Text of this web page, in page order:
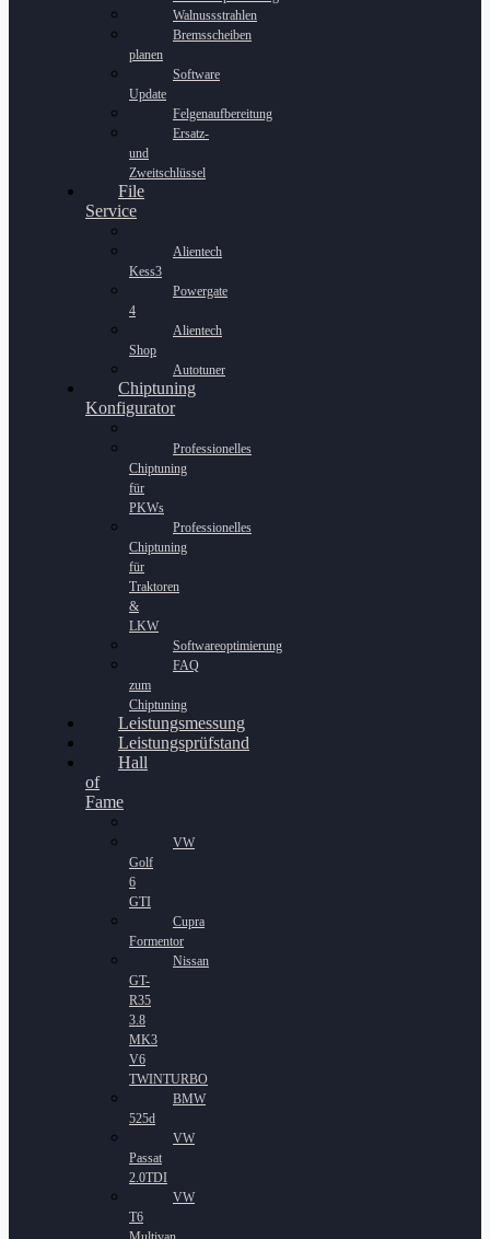
Walnussstrahlen
Bremsscheiben
planen
Software
Update
Felgenaufbereitung
Ersatz-
und
Zweitschlüssel
File
Service
Alientech
Kess3
Powergate
4
Alientech
Shop
Autotuner
Chiptuning
Konfigurator
Professionelles
Chiptuning
für
PKWs
Professionelles
Chiptuning
für
Traktoren
&
LKW
Softwareoptimierung
FAQ
zum
Chiptuning
Leistungsmessung
Leistungsprüfstand
Hall
of
Fame
VW
Golf
6
GTI
Cupra
Formentor
Nissan
GT-
R35
3.8
MK3
V6
TWINTURBO
BMW
525d
VW
Passat
2.0TDI
VW
T6